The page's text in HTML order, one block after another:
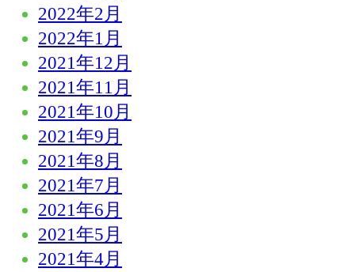
2022年2月
2022年1月
2021年12月
2021年11月
2021年10月
2021年9月
2021年8月
2021年7月
2021年6月
2021年5月
2021年4月